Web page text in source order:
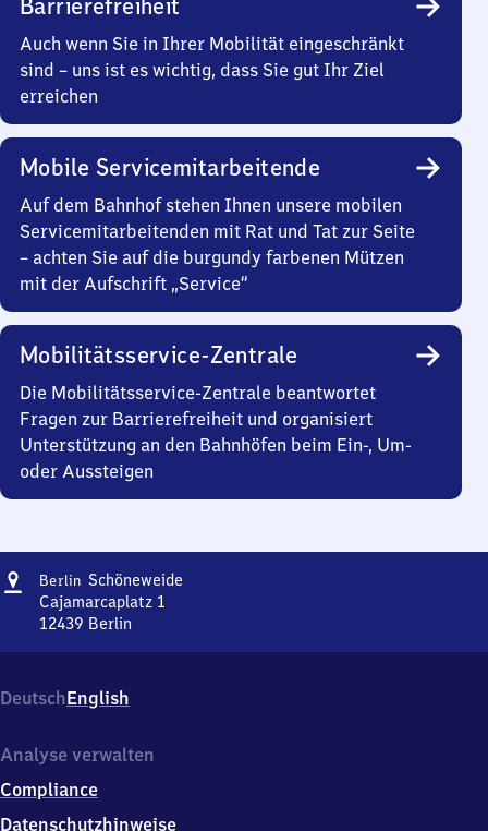
Barrierefreiheit
Auch wenn Sie in Ihrer Mobilität eingeschränkt
sind – uns ist es wichtig, dass Sie gut Ihr Ziel
erreichen
Mobile Servicemitarbeitende
Auf dem Bahnhof stehen Ihnen unsere mobilen
Servicemitarbeitenden mit Rat und Tat zur Seite
– achten Sie auf die burgundy farbenen Mützen
mit der Aufschrift „Service“
Mobilitätsservice-Zentrale
Die Mobilitätsservice-Zentrale beantwortet
Fragen zur Barrierefreiheit und organisiert
Unterstützung an den Bahnhöfen beim Ein-, Um-
oder Aussteigen
Adresse
Berlin SchöneweideBerlin-
Cajamarcaplatz 1
12439 Berlin
Cajamarcaplatz
1,
2
3
9
DeutschEnglish
Analyse verwalten
Compliance
Datenschutzhinweise